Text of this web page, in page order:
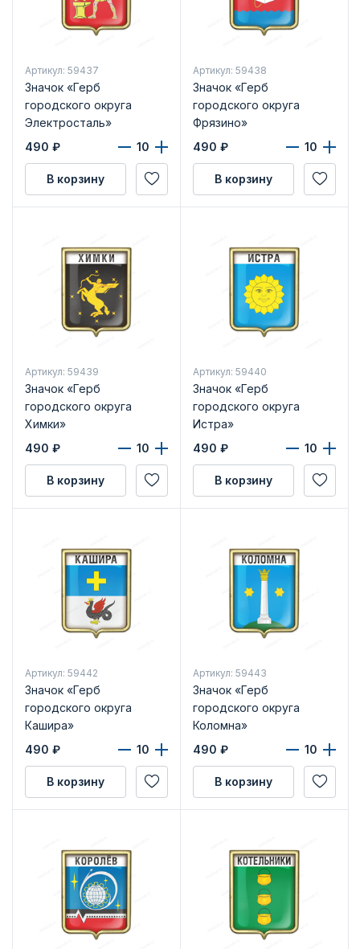
Артикул: 59437
Значок «Герб
городского округа
Электросталь»
490 ₽
В корзину
Артикул: 59438
Значок «Герб
городского округа
Фрязино»
490 ₽
В корзину
Артикул: 59439
Значок «Герб
городского округа
Химки»
490 ₽
В корзину
Артикул: 59440
Значок «Герб
городского округа
Истра»
490 ₽
В корзину
Артикул: 59442
Значок «Герб
городского округа
Кашира»
490 ₽
В корзину
Артикул: 59443
Значок «Герб
городского округа
Коломна»
490 ₽
В корзину